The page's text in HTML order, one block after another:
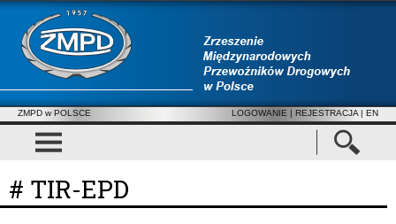
ZMPD w POLSCE LOGOWANIE | REJESTRACJA | EN
# TIR-EPD